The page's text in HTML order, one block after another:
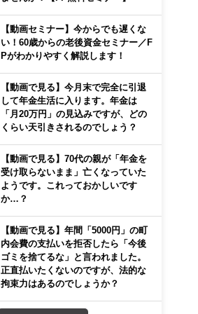
【動画セミナー】今からでも遅くな
い！60歳からの老後資金セミナー／F
Pがわかりやすく解説します！
【動画で見る】今月末で完全に引退
して年金生活に入ります。年金は
「月20万円」の見込みですが、どの
くらい天引きされるのでしょう？
【動画で見る】70代の親が「年金を
受け取らないまま」亡くなっていた
ようです。これっておかしいです
か…？
【動画で見る】年間「5000円」の町
内会費の支払いを拒否したら「今後
ゴミを捨てるな」と言われました。
正直払いたくないのですが、法的な
拘束力はあるのでしょうか？